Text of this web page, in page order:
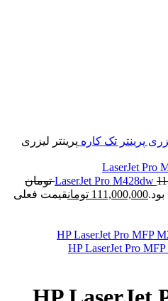
پرینتر تک کاره پرینتر لیزری
تومان
111,000,000 تومانقیمت فعلی